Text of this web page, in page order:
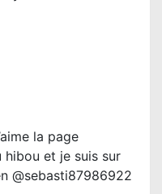
la page
et je suis sur